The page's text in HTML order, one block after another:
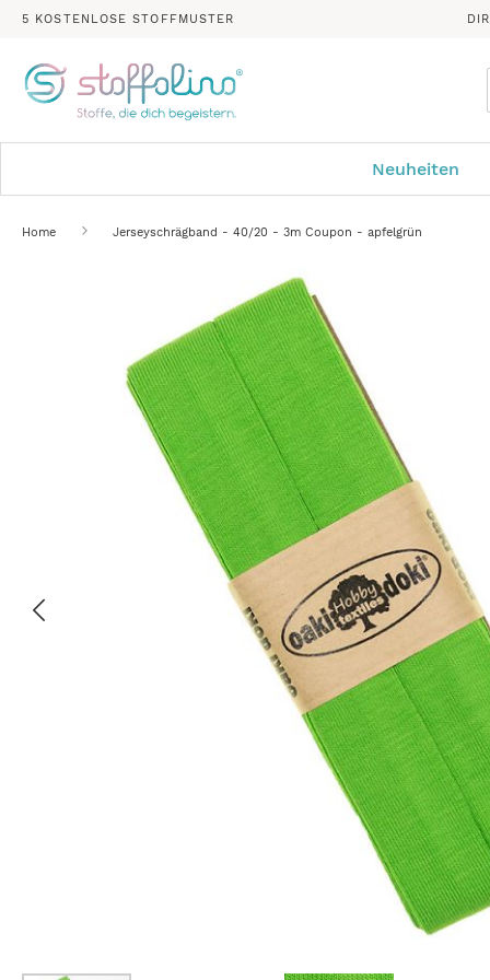
5 KOSTENLOSE STOFFMUSTER
Neuheiten
Home Jerseyschrägband - 40/20 - 3m Coupon - apfelgrün